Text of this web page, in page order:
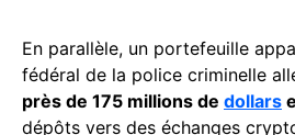
En parallèle, un portefeuille
fédéral de la police criminelle
près de 175 millions de dollars
dépôts vers des échanges